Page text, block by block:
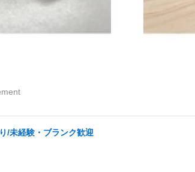
/未経験・ブランク歓迎